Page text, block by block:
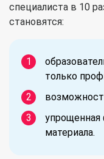
специалиста в 10
становятся:
только
упрощенная
материала.